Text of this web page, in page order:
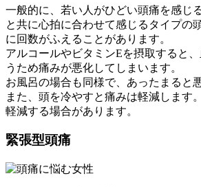
一般的に、若い人がひどい頭痛を感じ
と共に心拍に合わせて感じるタイプの
に回数がふえることがあります。
アルコールやビタミンEを摂取すると
うため痛みが悪化してしまいます。
お風呂の場合も同様で、あったまると
また、頭を冷やすと痛みは軽減します
軽減する場合があります。
緊張型頭痛